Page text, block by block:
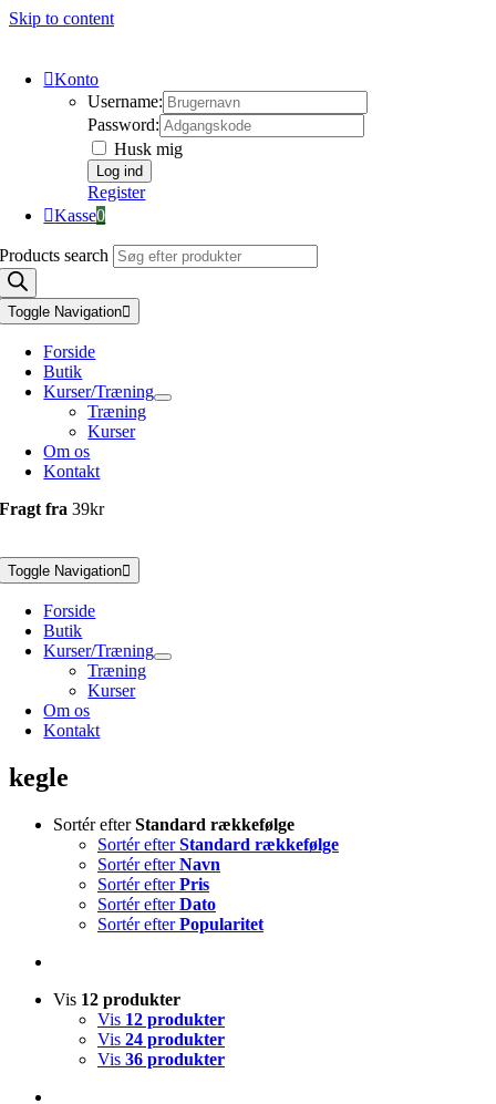
Skip to content
Konto
Username:
Password:
Husk mig
Register
Kasse0
Products search
Toggle Navigation
Forside
Butik
Kurser/Træning
Træning
Kurser
Om os
Kontakt
Fragt fra39kr
Toggle Navigation
Forside
Butik
Kurser/Træning
Træning
Kurser
Om os
Kontakt
kegle
Sortér efterStandard rækkefølge
Sortér efterStandard rækkefølge
Sortér efterNavn
Sortér efterPris
Sortér efterDato
Sortér efterPopularitet
Vis 12 produkter
Vis 12 produkter
Vis 24 produkter
Vis 36 produkter